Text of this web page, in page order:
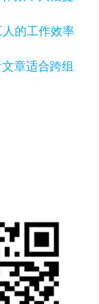
的工作效率
章适合跨组